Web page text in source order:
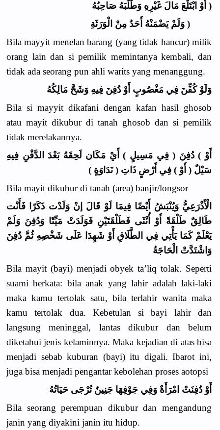
( أَوْ ابْتَلَعَ مَالَ غَيْرِهِ وَطَلَبَهُ صَاحِبُهُ
( وَلَمْ يَضْمَنْهُ أَحَدٌ مِنْ الْوَرَثَةِ
Bila mayyit menelan barang (yang tidak hancur) milik
orang lain dan si pemilik memintanya kembali, dan
tidak ada seorang pun ahli warits yang menanggung.
وَلَوْ كُفِّنَ فِي مَغْصُوبٍ أَوْ دُفِنَ فِيهِ وَشَحَّ مَالِكُهُ
Bila si mayyit dikafani dengan kafan hasil ghosob
atau mayit dikubur di tanah ghosob dan si pemilik
tidak merelakannya.
أَوْ ) دُفِنَ ( فِي مَسِيلٍ ) أَيْ مَكَان لَحِقَهُ بَعْدَ الدَّفْنِ فِيهِ
سَيْلٌ ( أَوْ ) فِي أَرْضٍ ذَاتِ ( نَدَاوَةٍ )
Bila mayit dikubur di tanah (area) banjir/longsor
الْأَذْرَعِيُّ وَيُنْبَشُ أَيْضًا فِيمَا لَوْ قَالَ إنْ وَلَدْت ذَكَرًا فَأَنْت
طَالِقٌ طَلْقَةً أَوْ أُنْثَى فَطَلْقَتَيْنِ فَوَلَدَتْ مَيِّتًا وَدُفِنَ وَلَمْ
يَعْلَمْ كَمَا يَأْتِي فِي الطَّلَاقِ أَوْ شَهِدَا عَلَى شَخْصِهِ ثُمَّ دُفِنَ
وَاشْتَدَّتْ الْحَاجَةُ
Bila mayit (bayi) menjadi obyek ta’liq tolak. Seperti
suami berkata: bila anak yang lahir adalah laki-laki
maka kamu tertolak satu, bila terlahir wanita maka
kamu tertolak dua. Kebetulan si bayi lahir dan
langsung meninggal, lantas dikubur dan belum
diketahui jenis kelaminnya. Maka kejadian di atas bisa
menjadi sebab kuburan (bayi) itu digali. Ibarot ini,
juga bisa menjadi pengantar kebolehan proses aotopsi
أَوْ دُفِنَتْ امْرَأَةٌ وَفِي جَوْفِهَا جَنِينٌ تُرْجَى حَيَاتُهُ
Bila seorang perempuan dikubur dan mengandung
janin yang diyakini janin itu hidup.